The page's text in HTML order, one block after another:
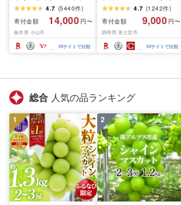
ュ60箱(1箱220組(440
枚))(5個入り×12セット)_
ティッシュ ティッシュ
ペーパー 日用品 常備品
生活用品 まとめ買い [配
送不可地域:離島・沖縄
4.7 (5440件)
寄付金額
14,000 円〜
栃木県 小山市
10サイトで比較
シングル [個数が選べ
る:16・32・64 ロール]
1.5倍巻 82.5m トイレッ
トペーパー シングル パ
ルプ100% 香りつき 日用
品 消耗品 備蓄 ふるさと
4.7 (1242件)
寄付金額
9,000 円〜
静岡県 富士宮市
10サイトで比較
総合 人気の品ランキング
1 2